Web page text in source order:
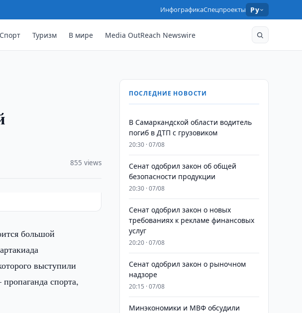
ИнфографикаСпецпроекты Ру
Спорт Туризм В мире Media OutReach Newswire
855 views
большой
выступили
спорта,
ПОСЛЕДНИЕ НОВОСТИ
В Самаркандской области водитель
погиб в ДТП с грузовиком
20:30 · 07/08
Сенат одобрил закон об общей
безопасности продукции
20:30 · 07/08
Сенат одобрил закон о новых
требованиях к рекламе финансовых
услуг
20:20 · 07/08
Сенат одобрил закон о рыночном
надзоре
20:15 · 07/08
Минэкономики и МВФ обсудили